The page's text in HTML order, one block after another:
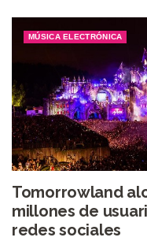
MÚSICA ELECTRÓNICA
Tomorrowland
millones de
redes sociales